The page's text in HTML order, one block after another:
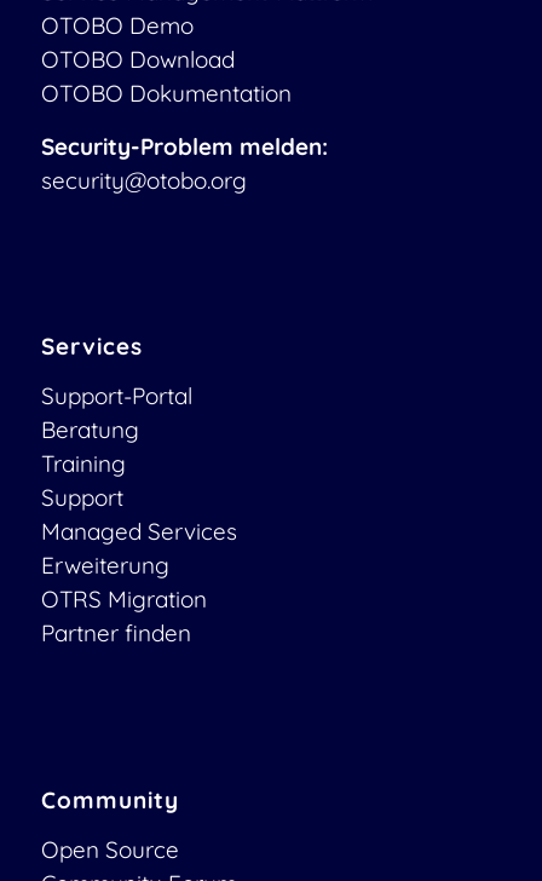
OTOBO Demo
OTOBO Download
OTOBO Dokumentation
Security-Problem melden:
security@otobo.org
Services
Support-Portal
Beratung
Training
Support
Managed Services
Erweiterung
OTRS Migration
Partner finden
Community
Open Source